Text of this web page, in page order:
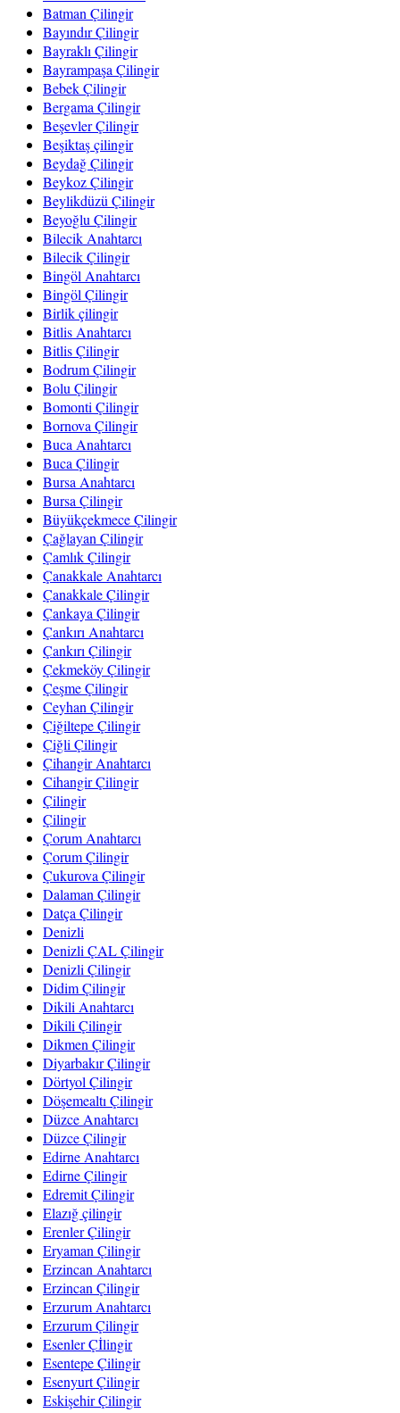
Batman Çilingir
Bayındır Çilingir
Bayraklı Çilingir
Bayrampaşa Çilingir
Bebek Çilingir
Bergama Çilingir
Beşevler Çilingir
Beşiktaş çilingir
Beydağ Çilingir
Beykoz Çilingir
Beylikdüzü Çilingir
Beyoğlu Çilingir
Bilecik Anahtarcı
Bilecik Çilingir
Bingöl Anahtarcı
Bingöl Çilingir
Birlik çilingir
Bitlis Anahtarcı
Bitlis Çilingir
Bodrum Çilingir
Bolu Çilingir
Bomonti Çilingir
Bornova Çilingir
Buca Anahtarcı
Buca Çilingir
Bursa Anahtarcı
Bursa Çilingir
Büyükçekmece Çilingir
Çağlayan Çilingir
Çamlık Çilingir
Çanakkale Anahtarcı
Çanakkale Çilingir
Çankaya Çilingir
Çankırı Anahtarcı
Çankırı Çilingir
Çekmeköy Çilingir
Çeşme Çilingir
Ceyhan Çilingir
Çiğiltepe Çilingir
Çiğli Çilingir
Çihangir Anahtarcı
Cihangir Çilingir
Çilingir
Çilingir
Çorum Anahtarcı
Çorum Çilingir
Çukurova Çilingir
Dalaman Çilingir
Datça Çilingir
Denizli
Denizli ÇAL Çilingir
Denizli Çilingir
Didim Çilingir
Dikili Anahtarcı
Dikili Çilingir
Dikmen Çilingir
Diyarbakır Çilingir
Dörtyol Çilingir
Döşemealtı Çilingir
Düzce Anahtarcı
Düzce Çilingir
Edirne Anahtarcı
Edirne Çilingir
Edremit Çilingir
Elazığ çilingir
Erenler Çilingir
Eryaman Çilingir
Erzincan Anahtarcı
Erzincan Çilingir
Erzurum Anahtarcı
Erzurum Çilingir
Esenler Çİlingir
Esentepe Çilingir
Esenyurt Çilingir
Eskişehir Çilingir